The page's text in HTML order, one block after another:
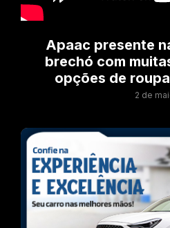
Apaac presente
brechó com
opções de
2 de